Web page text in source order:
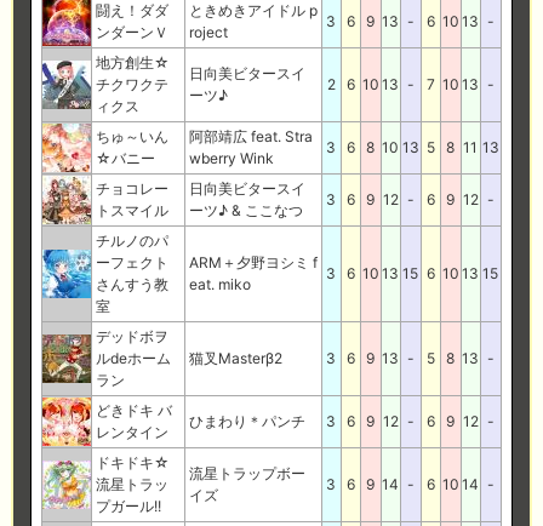
闘え！ダダ
ンダーンＶ
ときめきアイドル p
roject
3 6 9 13 - 6 10 13 -
地方創生☆
チクワクテ
ィクス
日向美ビタースイ
ーツ♪
2 6 10 13 - 7 10 13 -
ちゅ～いん
☆バニー
阿部靖広 feat. Stra
wberry Wink
3 6 8 10 13 5 8 11 13
チョコレー
トスマイル
日向美ビタースイ
ーツ♪ & ここなつ
3 6 9 12 - 6 9 12 -
チルノのパ
ーフェクト
さんすう教
室
ARM＋夕野ヨシミ f
eat. miko
3 6 10 13 15 6 10 13 15
デッドボヲ
ルdeホーム
ラン
猫叉Masterβ2 3 6 9 13 - 5 8 13 -
どきドキ バ
レンタイン
ひまわり＊パンチ 3 6 9 12 - 6 9 12 -
ドキドキ☆
流星トラッ
プガール!!
流星トラップボー
イズ
3 6 9 14 - 6 10 14 -